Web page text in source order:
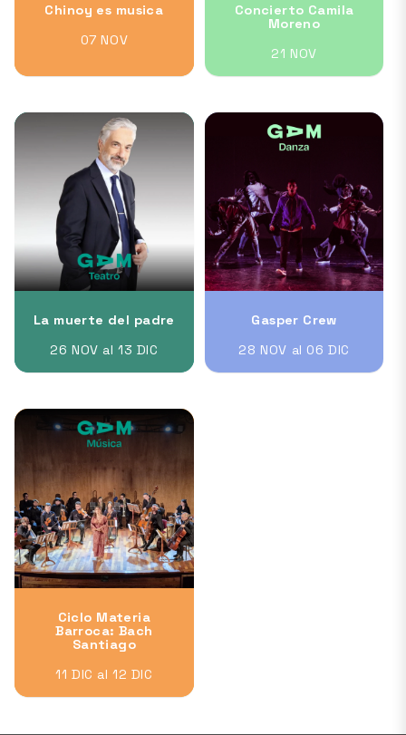
Chinoy es musica
07 NOV
Concierto Camila
Moreno
21 NOV
La muerte del padre
26 NOV al 13 DIC
Gasper Crew
28 NOV al 06 DIC
Ciclo Materia
Barroca: Bach
Santiago
11 DIC al 12 DIC